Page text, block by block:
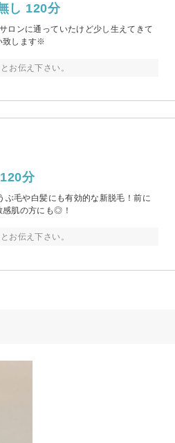
し 120分
ロンに通っていたけど少し生えてきて
致します※
お伝え下さい。
分
ぶ毛や白髪にも有効的な新脱毛！前に
感肌の方にも◎！
お伝え下さい。